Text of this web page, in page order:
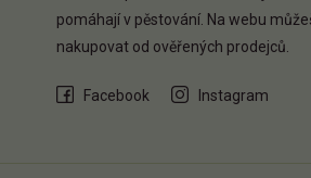
pomáhají v pěstování. Na webu
nakupovat od ověřených prodejců.
Facebook Instagram